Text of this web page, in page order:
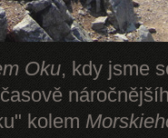
Oku, kdy jsme
kolem